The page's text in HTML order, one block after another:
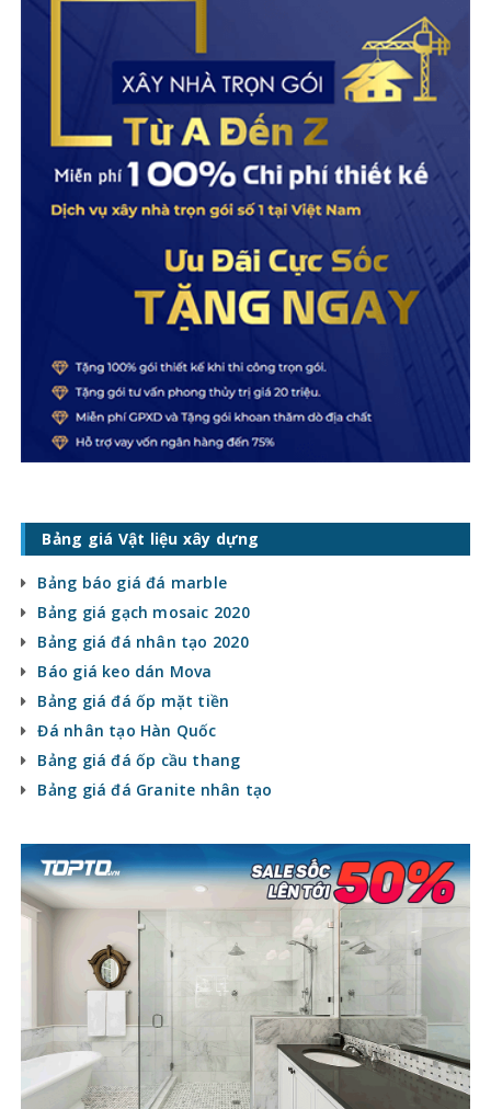
Bảng giá Vật liệu xây dựng
Bảng báo giá đá marble
Bảng giá gạch mosaic 2020
Bảng giá đá nhân tạo 2020
Báo giá keo dán Mova
Bảng giá đá ốp mặt tiền
Đá nhân tạo Hàn Quốc
Bảng giá đá ốp cầu thang
Bảng giá đá Granite nhân tạo